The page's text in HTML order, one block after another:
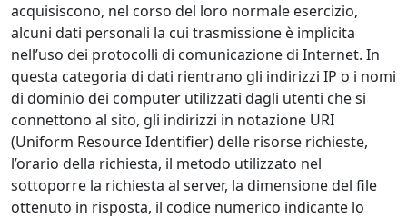
acquisiscono, nel corso del loro normale esercizio,
alcuni dati personali la cui trasmissione è implicita
nell’uso dei protocolli di comunicazione di Internet. In
questa categoria di dati rientrano gli indirizzi IP o i nomi
di dominio dei computer utilizzati dagli utenti che si
connettono al sito, gli indirizzi in notazione URI
(Uniform Resource Identifier) delle risorse richieste,
l’orario della richiesta, il metodo utilizzato nel
sottoporre la richiesta al server, la dimensione del file
ottenuto in risposta, il codice numerico indicante lo